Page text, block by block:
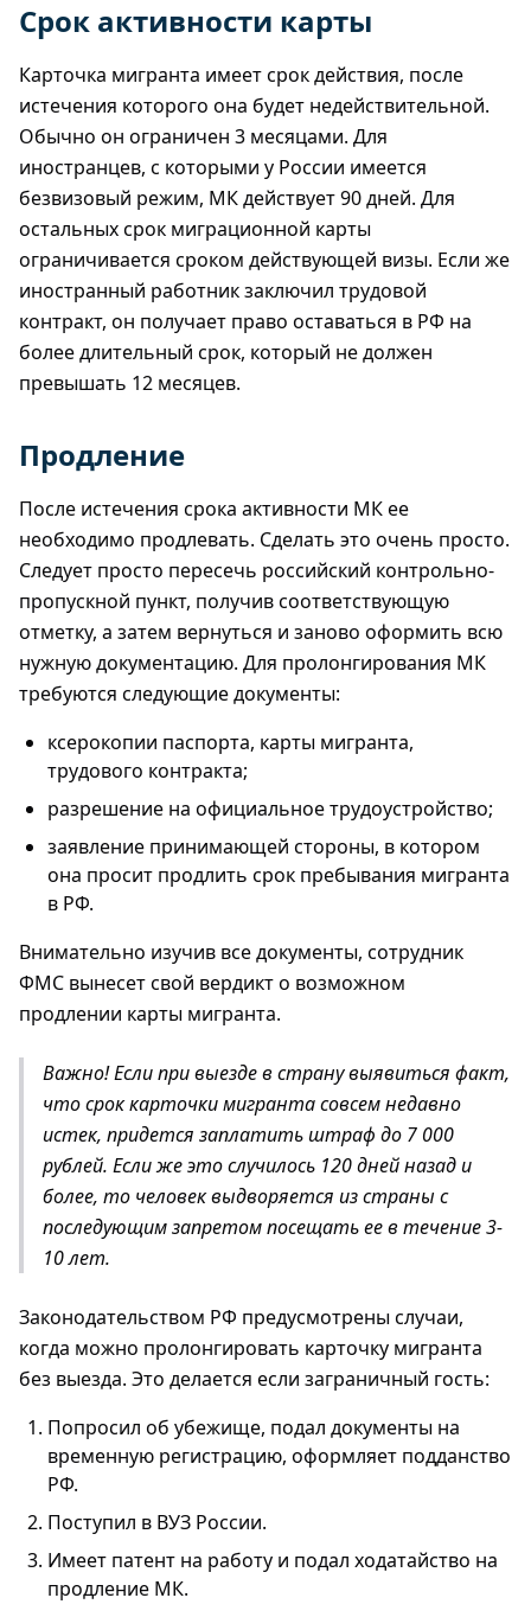
Срок активности карты
Карточка мигранта имеет срок действия, после
истечения которого она будет недействительной.
Обычно он ограничен 3 месяцами. Для
иностранцев, с которыми у России имеется
безвизовый режим, МК действует 90 дней. Для
остальных срок миграционной карты
ограничивается сроком действующей визы. Если же
иностранный работник заключил трудовой
контракт, он получает право оставаться в РФ на
более длительный срок, который не должен
превышать 12 месяцев.
Продление
После истечения срока активности МК ее
необходимо продлевать. Сделать это очень просто.
Следует просто пересечь российский контрольно-
пропускной пункт, получив соответствующую
отметку, а затем вернуться и заново оформить всю
нужную документацию. Для пролонгирования МК
требуются следующие документы:
ксерокопии паспорта, карты мигранта,
трудового контракта;
разрешение на официальное трудоустройство;
заявление принимающей стороны, в котором
она просит продлить срок пребывания мигранта
в РФ.
Внимательно изучив все документы, сотрудник
ФМС вынесет свой вердикт о возможном
продлении карты мигранта.
Важно! Если при выезде в страну выявиться факт,
что срок карточки мигранта совсем недавно
истек, придется заплатить штраф до 7 000
рублей. Если же это случилось 120 дней назад и
более, то человек выдворяется из страны с
последующим запретом посещать ее в течение 3-
10 лет.
Законодательством РФ предусмотрены случаи,
когда можно пролонгировать карточку мигранта
без выезда. Это делается если заграничный гость:
Попросил об убежище, подал документы на
временную регистрацию, оформляет подданство
РФ.
Поступил в ВУЗ России.
Имеет патент на работу и подал ходатайство на
продление МК.